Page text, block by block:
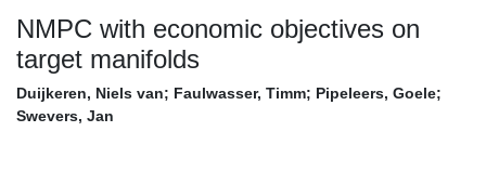
NMPC with economic objectives on
target manifolds
Duijkeren, Niels van; Faulwasser, Timm; Pipeleers, Goele;
Swevers, Jan